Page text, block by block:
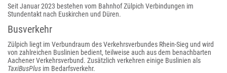
Seit Januar 2023 bestehen vom Bahnhof Zülpich Verbindungen im
Stundentakt nach Euskirchen und Düren.
Busverkehr
Zülpich liegt im Verbundraum des Verkehrsverbundes Rhein-Sieg und wird
von zahlreichen Buslinien bedient, teilweise auch aus dem benachbarten
Aachener Verkehrsverbund. Zusätzlich verkehren einige Buslinien als
TaxiBusPlus im Bedarfsverkehr.